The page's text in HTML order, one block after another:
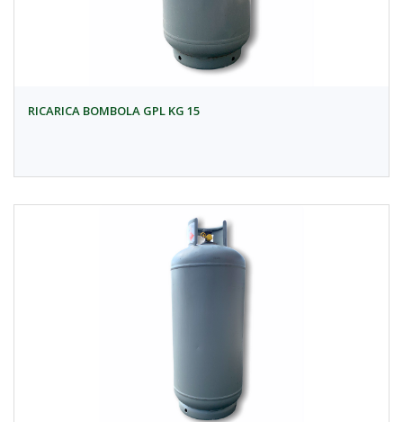
RICARICA BOMBOLA GPL KG 15